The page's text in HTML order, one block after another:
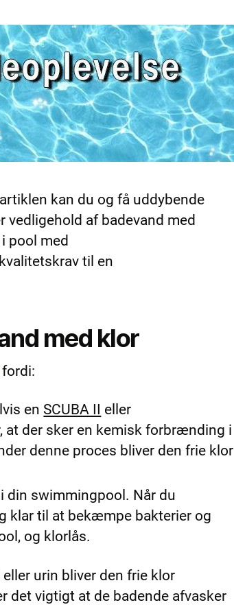
kan du og få uddybende
af badevand med
pool med
til en
med klor
en SCUBA II eller
at der sker en kemisk forbrænding i
denne proces bliver den frie klor
din swimmingpool. Når du
klar til at bekæmpe bakterier og
og klorlås.
urin bliver den frie klor
det vigtigt at de badende afvasker